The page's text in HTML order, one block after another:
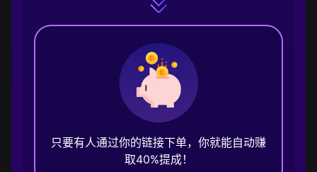
只要有人通过你的链接下单，你就能自动赚
取40%提成！